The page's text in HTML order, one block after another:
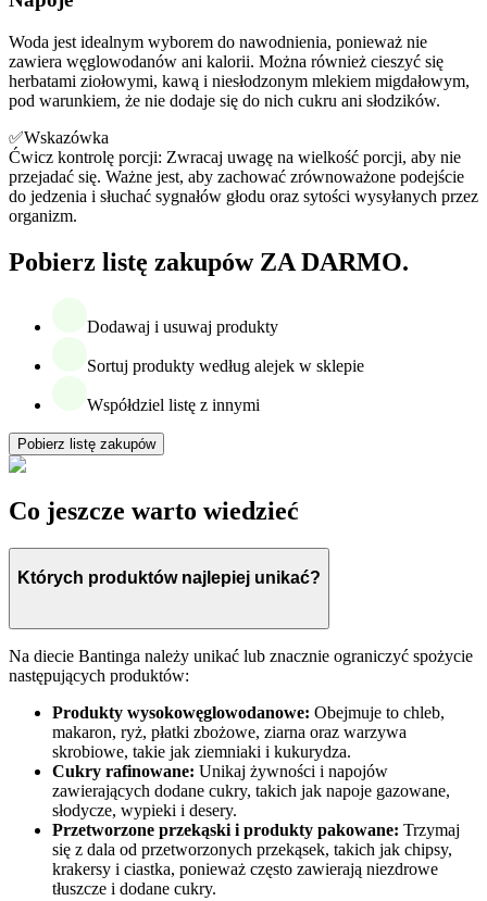
Woda jest idealnym wyborem do nawodnienia, ponieważ nie
zawiera węglowodanów ani kalorii. Można również cieszyć się
herbatami ziołowymi, kawą i niesłodzonym mlekiem migdałowym,
pod warunkiem, że nie dodaje się do nich cukru ani słodzików.
✅Wskazówka
Ćwicz kontrolę porcji: Zwracaj uwagę na wielkość porcji, aby nie
przejadać się. Ważne jest, aby zachować zrównoważone podejście
do jedzenia i słuchać sygnałów głodu oraz sytości wysyłanych przez
organizm.
Pobierz listę zakupów ZA DARMO.
Dodawaj i usuwaj produkty
Sortuj produkty według alejek w sklepie
Współdziel listę z innymi
Pobierz listę zakupów
Co jeszcze warto wiedzieć
Których produktów najlepiej unikać?
Na diecie Bantinga należy unikać lub znacznie ograniczyć spożycie
następujących produktów:
Produkty wysokowęglowodanowe: Obejmuje to chleb,
makaron, ryż, płatki zbożowe, ziarna oraz warzywa
skrobiowe, takie jak ziemniaki i kukurydza.
Cukry rafinowane: Unikaj żywności i napojów
zawierających dodane cukry, takich jak napoje gazowane,
słodycze, wypieki i desery.
Przetworzone przekąski i produkty pakowane: Trzymaj
się z dala od przetworzonych przekąsek, takich jak chipsy,
krakersy i ciastka, ponieważ często zawierają niezdrowe
tłuszcze i dodane cukry.